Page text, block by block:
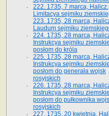
222. 1735, 7 marca, Halicz.
Limitacya sejmiku
223. 1735, 28 marca,
Laudum sejmiku
224. 1735, 28 marca,
Instrukcya sejmiku
posłom do króla
225. 1735, 28 marca,
Instrukcya sejmiku
posłom do generała wojsk
rosyjskich
226. 1735, 28 marca,
Instrukcya sejmiku
posłom do pułkownika
rosyjskich
227. 1735, 20 kwietnia,